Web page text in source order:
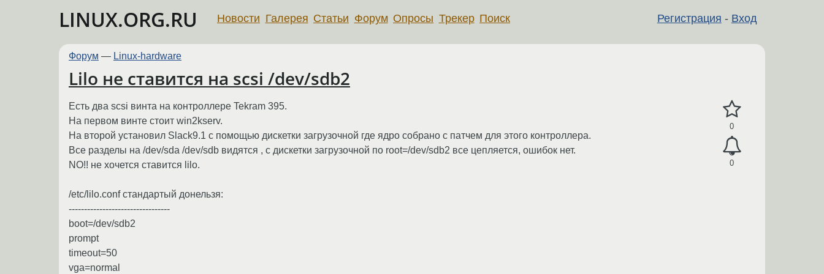
LINUX.ORG.RU Регистрация - Вход
Новости Галерея Статьи Форум Опросы Трекер Поиск
Форум — Linux-hardware
Lilo не ставится на scsi /dev/sdb2
0
0
Есть два scsi винта на контроллере Tekram 395.
На первом винте стоит win2kserv.
На второй установил Slack9.1 с помощью дискетки загрузочной где ядро собрано с патчем для этого контроллера.
Все разделы на /dev/sda /dev/sdb видятся , с дискетки загрузочной по root=/dev/sdb2 все цепляется, ошибок нет.
NO!! не хочется ставится lilo.
/etc/lilo.conf стандартый донельзя:
---------------------------------
boot=/dev/sdb2
prompt
timeout=50
vga=normal